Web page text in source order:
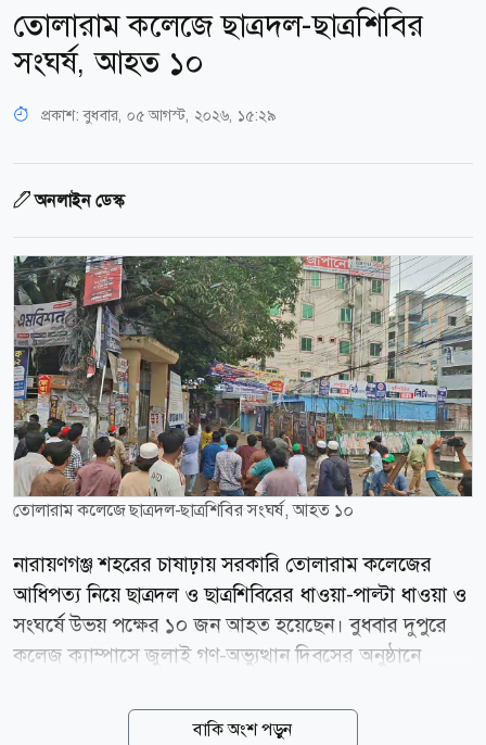
তোলারাম কলেজে ছাত্রদল-ছাত্রশিবির
সংঘর্ষ, আহত ১০
প্রকাশ:বুধবার, ০৫ আগস্ট, ২০২৬, ১৫:২৯
অনলাইন ডেস্ক
তোলারাম কলেজে ছাত্রদল-ছাত্রশিবির সংঘর্ষ, আহত ১০
নারায়ণগঞ্জ শহরের চাষাঢ়ায় সরকারি তোলারাম কলেজের
আধিপত্য নিয়ে ছাত্রদল ও ছাত্রশিবিরের ধাওয়া-পাল্টা ধাওয়া ও
সংঘর্ষে উভয় পক্ষের ১০ জন আহত হয়েছেন। বুধবার দুপুরে
কলেজ ক্যাম্পাসে জুলাই গণ-অভ্যুত্থান দিবসের অনুষ্ঠানে
মধ্যে তর্কাতর্কির একপর্যায়ে রড, লাঠিসোঁটা ও ইটপাটকেল
বাকি অংশ পড়ুন